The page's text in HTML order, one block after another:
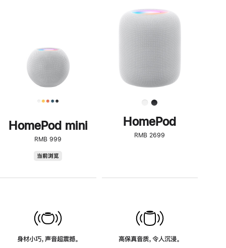
HomePod mini
RMB 999
当前浏览
身材小巧，声音超震撼。
步
了
解
HomePod<
HomePod
RMB 2699
高保真音质，令人沉浸。